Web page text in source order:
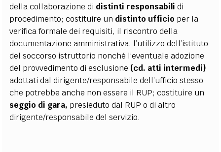
della collaborazione di distinti responsabili di
procedimento; costituire un distinto ufficio per la
verifica formale dei requisiti, il riscontro della
documentazione amministrativa, l’utilizzo dell’istituto
del soccorso istruttorio nonché l’eventuale adozione
del provvedimento di esclusione (cd. atti intermedi)
adottati dal dirigente/responsabile dell’ufficio stesso
che potrebbe anche non essere il RUP; costituire un
seggio di gara, presieduto dal RUP o di altro
dirigente/responsabile del servizio.